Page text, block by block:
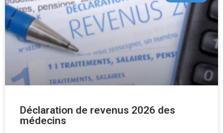
Déclaration de revenus 2026 des
médecins